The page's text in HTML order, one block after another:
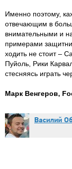
Именно поэтому,
отвечающим в
внимательными и
примерами
ходить не стоит –
Пуйоль, Рики
стесняясь играть
Марк Венгеров,
Василий